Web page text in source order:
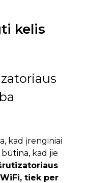
kelis
kad įrenginiai
kad jie
WiFi, tiek per